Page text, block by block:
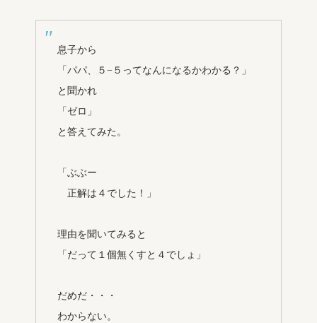
息子から
「パパ、５−５ってなんになるかわかる？」
と聞かれ
「ゼロ」
と答えてみた。
「ぶぶー
正解は４でした！」
理由を聞いてみると
「だって１個無くすと４でしょ」
だめだ・・・
わからない。